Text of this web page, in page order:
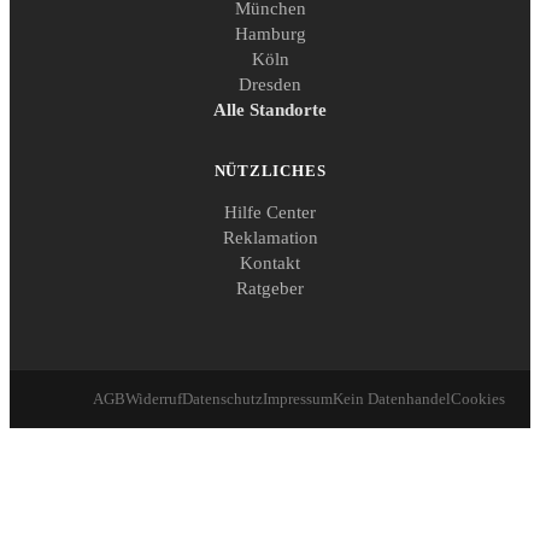
München
Hamburg
Köln
Dresden
Alle Standorte
NÜTZLICHES
Hilfe Center
Reklamation
Kontakt
Ratgeber
AGBWiderrufDatenschutzImpressumKein DatenhandelCookies